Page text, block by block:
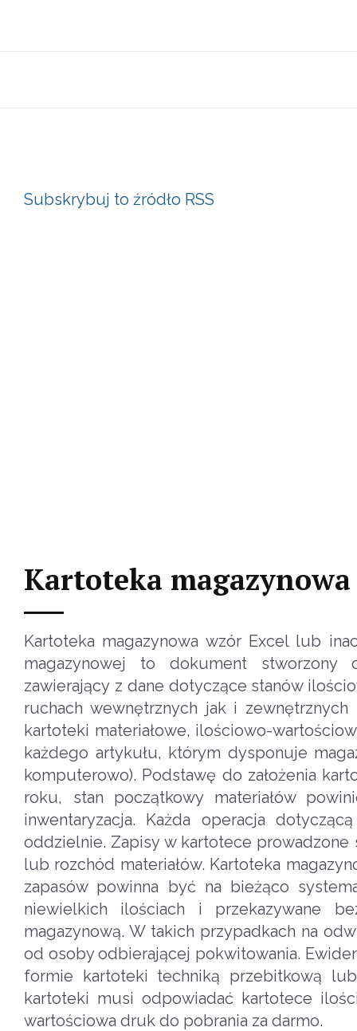
Subskrybuj to źródło RSS
Kartoteka
Kartoteka magazynowa wzór Excel lub
magazynowej to dokument stworzony
zawierający z dane dotyczące stanów
ruchach wewnętrznych jak i
kartoteki materiałowe, ilościowo-
każdego artykułu, którym dysponuje
komputerowo). Podstawę do założenia
roku, stan początkowy materiałów
inwentaryzacja. Każda operacja
oddzielnie. Zapisy w kartotece
lub rozchód materiałów. Kartoteka
zapasów powinna być na bieżąco
niewielkich ilościach i przekazywane
magazynową. W takich przypadkach na
od osoby odbierającej pokwitowania.
formie kartoteki techniką przebitkową
kartoteki musi odpowiadać kartotece
wartościowa druk do pobrania za darmo.